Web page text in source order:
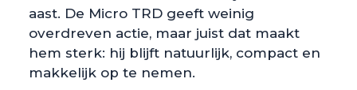
aast. De Micro TRD geeft weinig
overdreven actie, maar juist dat maakt
hem sterk: hij blijft natuurlijk, compact en
makkelijk op te nemen.